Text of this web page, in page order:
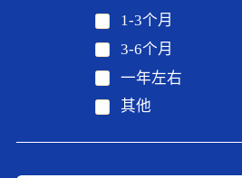
1-3个月
3-6个月
一年左右
其他